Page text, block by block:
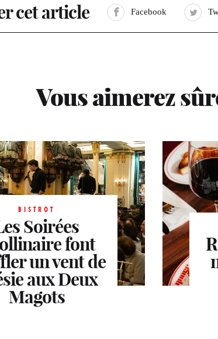
cet article Facebook
Vous aimerez
BISTROT
Soirées
font
un vent de
aux Deux
Magots
BISTROT
: nouveau
des nuits
stylées
BISTROT
le Marais chic
côté jardin